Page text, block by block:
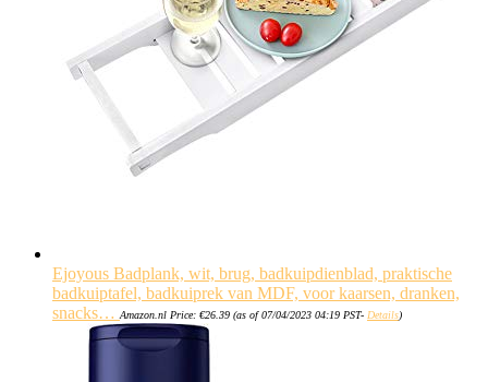
Ejoyous Badplank, wit, brug, badkuipdienblad, praktische
badkuiptafel, badkuiprek van MDF, voor kaarsen, dranken,
snacks… Amazon.nl Price: €26.39 (as of 07/04/2023 04:19 PST- Details)